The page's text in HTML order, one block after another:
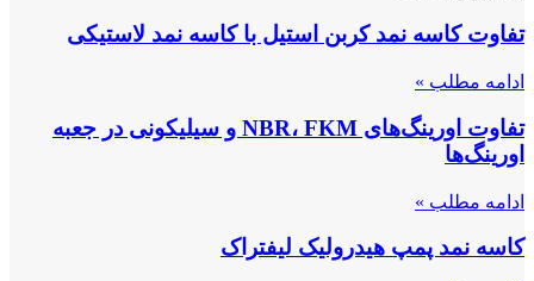
تفاوت کاسه نمد کربن استیل با کاسه نمد لاستیکی
ادامه مطلب »
تفاوت اورینگ‌های NBR، FKM و سیلیکونی در جعبه
اورینگ‌ها
ادامه مطلب »
کاسه نمد پمپ هیدرولیک لیفتراک